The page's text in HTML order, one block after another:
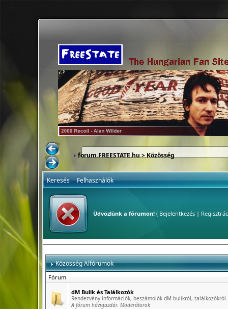
forum.FREESTATE.hu>Közösség
Keresés Felhasználók
Üdvözlünk a fórumon!( Bejelentkezés|
Közösség Alfórumok
Fórum
dM Bulik és Találkozók
Rendezvény információk, beszámolók dM bulikról, találkozókról.
A fórum házigazdái: Moderátorok